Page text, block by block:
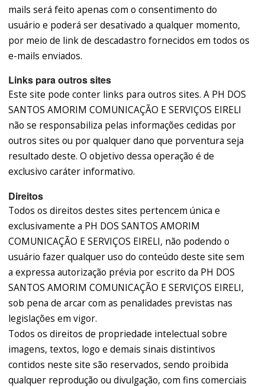
mails será feito apenas com o consentimento do
usuário e poderá ser desativado a qualquer momento,
por meio de link de descadastro fornecidos em todos os
e-mails enviados.
Links para outros sites
Este site pode conter links para outros sites. A PH DOS
SANTOS AMORIM COMUNICAÇÃO E SERVIÇOS EIRELI
não se responsabiliza pelas informações cedidas por
outros sites ou por qualquer dano que porventura seja
resultado deste. O objetivo dessa operação é de
exclusivo caráter informativo.
Direitos
Todos os direitos destes sites pertencem única e
exclusivamente a PH DOS SANTOS AMORIM
COMUNICAÇÃO E SERVIÇOS EIRELI, não podendo o
usuário fazer qualquer uso do conteúdo deste site sem
a expressa autorização prévia por escrito da PH DOS
SANTOS AMORIM COMUNICAÇÃO E SERVIÇOS EIRELI,
sob pena de arcar com as penalidades previstas nas
legislações em vigor.
Todos os direitos de propriedade intelectual sobre
imagens, textos, logo e demais sinais distintivos
contidos neste site são reservados, sendo proibida
qualquer reprodução ou divulgação, com fins comerciais